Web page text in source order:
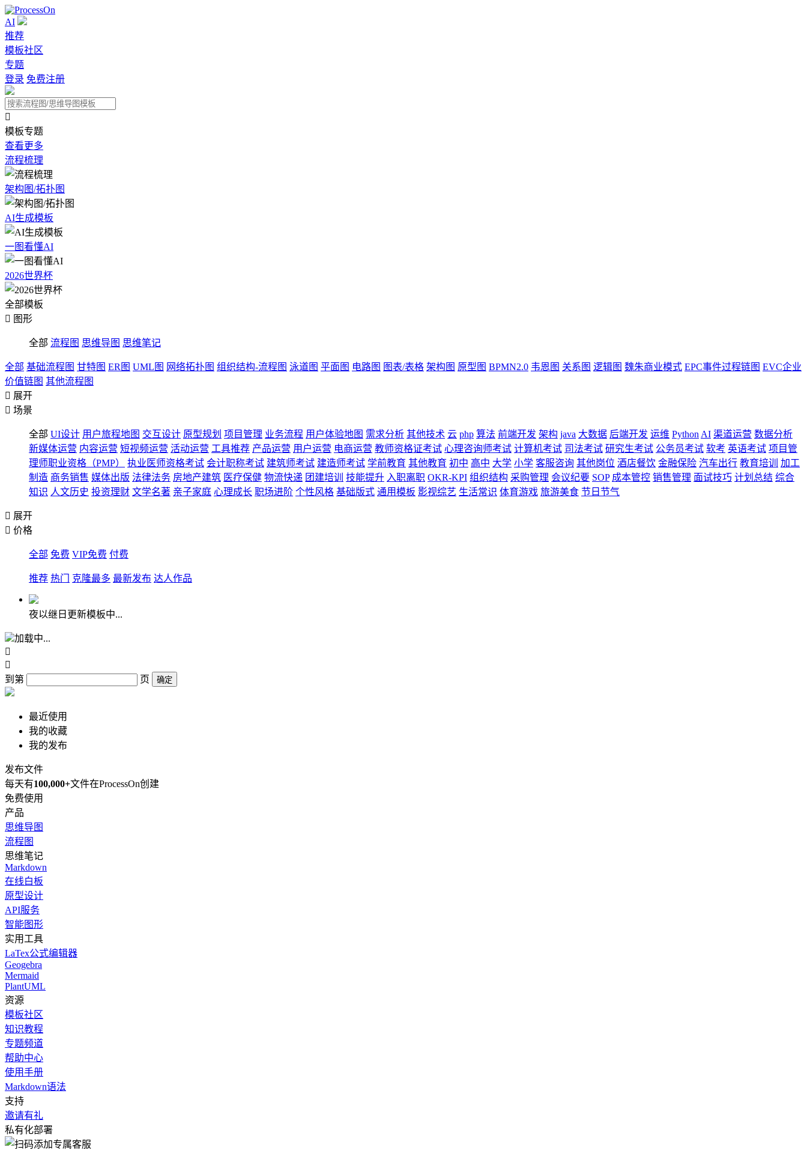
AI
推荐
模板社区
专题
登录 免费注册

模板专题
查看更多
流程梳理
架构图/拓扑图
AI生成模板
一图看懂AI
2026世界杯
全部模板
 图形
全部 流程图 思维导图 思维笔记
全部 基础流程图 甘特图 ER图 UML图 网络拓扑图 组织结构-流程图 泳道图 平面图 电路图 图表/表格 架构图 原型图 BPMN2.0 韦恩图 关系图 逻辑图 魏朱商业模式 EPC事件过程链图 EVC企业
价值链图 其他流程图
 展开
 场景
全部 UI设计 用户旅程地图 交互设计 原型规划 项目管理 业务流程 用户体验地图 需求分析 其他技术 云 php 算法 前端开发 架构 java 大数据 后端开发 运维 Python AI 渠道运营 数据分析
新媒体运营 内容运营 短视频运营 活动运营 工具推荐 产品运营 用户运营 电商运营 教师资格证考试 心理咨询师考试 计算机考试 司法考试 研究生考试 公务员考试 软考 英语考试 项目管
理师职业资格（PMP）
执业医师资格考试 会计职称考试 建筑师考试 建造师考试 学前教育 其他教育 初中 高中 大学 小学 客服咨询 其他岗位 酒店餐饮 金融保险 汽车出行 教育培训
加工
制造 商务销售 媒体出版 法律法务 房地产建筑 医疗保健 物流快递 团建培训 技能提升 入职离职 OKR-KPI 组织结构 采购管理 会议纪要 SOP 成本管控 销售管理 面试技巧 计划总结 综合
知识 人文历史 投资理财 文学名著 亲子家庭 心理成长 职场进阶 个性风格 基础版式 通用模板 影视综艺 生活常识 体育游戏 旅游美食 节日节气
 展开
 价格
全部 免费 VIP免费 付费
推荐 热门 克隆最多 最新发布 达人作品
夜以继日更新模板中...
加载中...


到第
页 确定
最近使用
我的收藏
我的发布
发布文件
每天有100,000+文件在ProcessOn创建
免费使用
产品
思维导图
流程图
思维笔记
Markdown
在线白板
原型设计
API服务
智能图形
实用工具
LaTex公式编辑器
Geogebra
Mermaid
PlantUML
资源
模板社区
知识教程
专题频道
帮助中心
使用手册
Markdown语法
支持
邀请有礼
私有化部署